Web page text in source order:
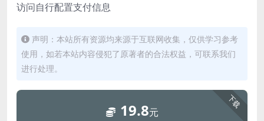
访问自行配置支付信息
声明：本站所有资源均来源于互联网收集，仅供学习参考
使用，如若本站内容侵犯了原著者的合法权益，可联系我们
进行处理。
下载
19.8元